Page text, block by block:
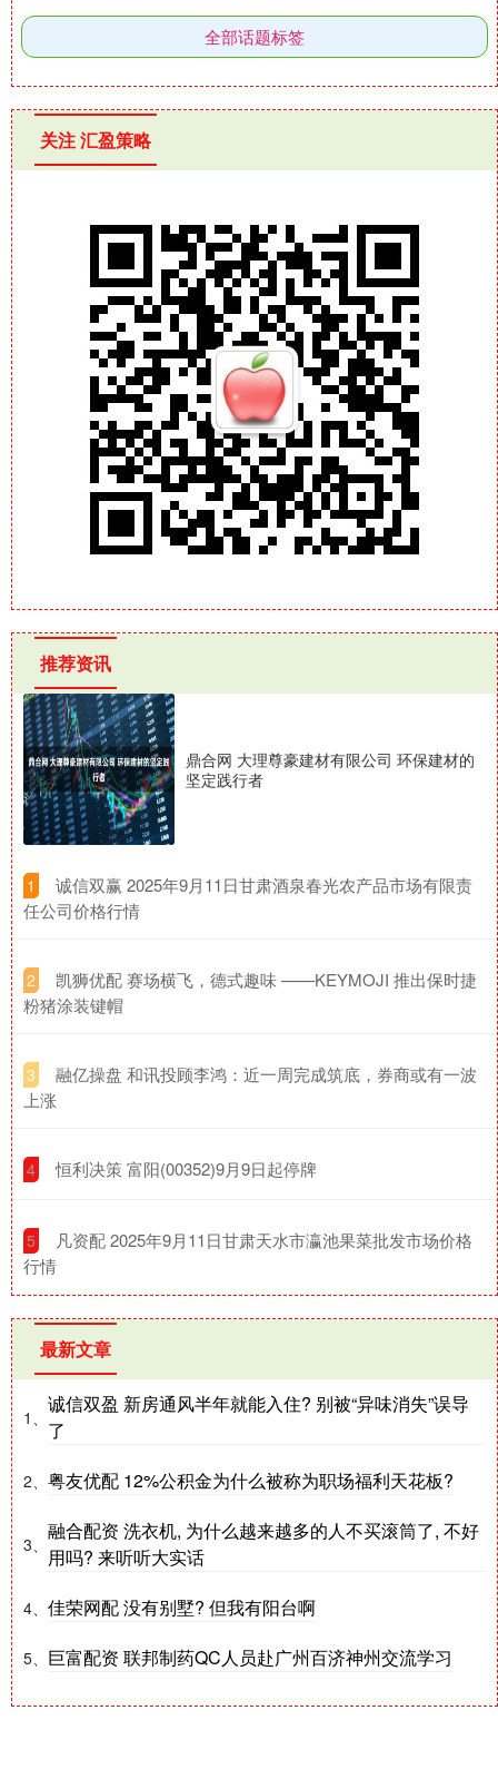
全部话题标签
关注 汇盈策略
推荐资讯
鼎合网 大理尊豪建材有限公司 环保建材的
坚定践行者
1
​诚信双赢 2025年9月11日甘肃酒泉春光农产品市场有限责
任公司价格行情
2
​凯狮优配 赛场横飞，德式趣味 ——KEYMOJI 推出保时捷
粉猪涂装键帽
3
​融亿操盘 和讯投顾李鸿：近一周完成筑底，券商或有一波
上涨
4 ​恒利决策 富阳(00352)9月9日起停牌
5
​凡资配 2025年9月11日甘肃天水市瀛池果菜批发市场价格
行情
最新文章
1、
诚信双盈 新房通风半年就能入住? 别被“异味消失”误导
了
2、 粤友优配 12%公积金为什么被称为职场福利天花板?
3、
融合配资 洗衣机, 为什么越来越多的人不买滚筒了, 不好
用吗? 来听听大实话
4、 佳荣网配 没有别墅? 但我有阳台啊
5、 巨富配资 联邦制药QC人员赴广州百济神州交流学习